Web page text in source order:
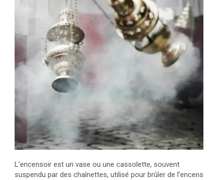
L’encensoir est un vase ou une cassolette, souvent
suspendu par des chaînettes, utilisé pour brûler de l’encens